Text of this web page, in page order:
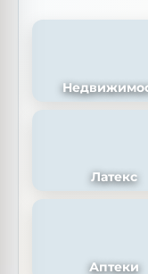
Латекс
Аптеки